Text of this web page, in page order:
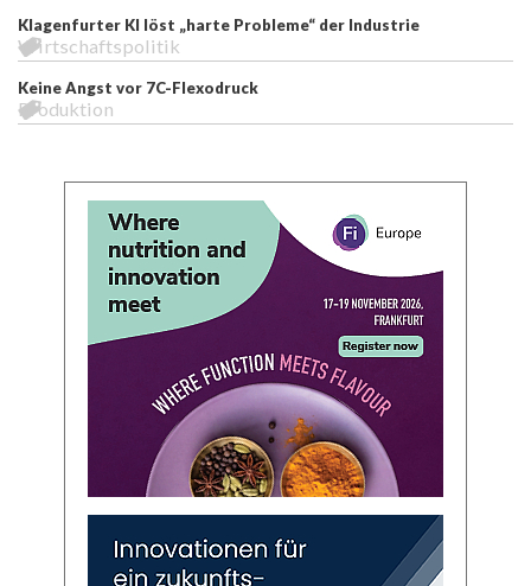
Klagenfurter KI löst „harte Probleme“ der Industrie
Wirtschaftspolitik
Keine Angst vor 7C-Flexodruck
Produktion